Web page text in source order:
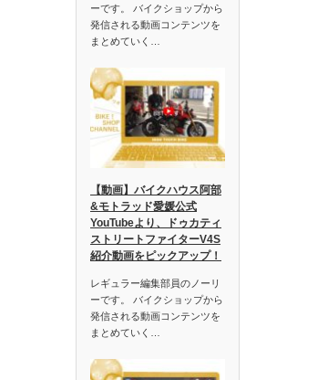
ーです。 バイクショップから
発信される動画コンテンツを
まとめていく…
【動画】バイクハウス阿部
&モトラッド愛媛公式
YouTubeより、ドゥカティ
ストリートファイターV4S
紹介動画をピックアップ！
レギュラー編集部員のノーリ
ーです。 バイクショップから
発信される動画コンテンツを
まとめていく…